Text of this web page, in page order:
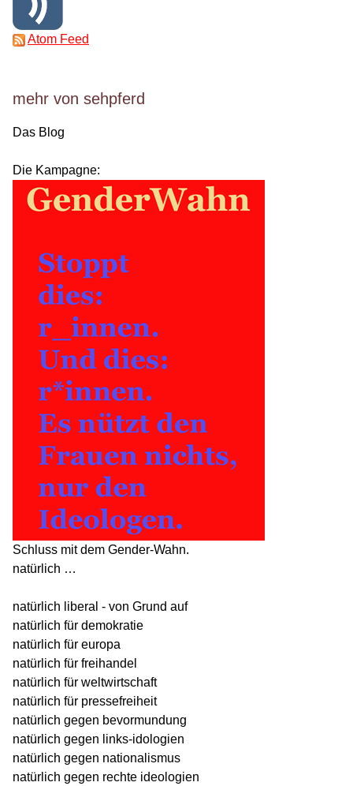
Atom Feed
mehr von sehpferd
Das Blog
Die Kampagne:
Schluss mit dem Gender-Wahn.
natürlich …
natürlich liberal - von Grund auf
natürlich für demokratie
natürlich für europa
natürlich für freihandel
natürlich für weltwirtschaft
natürlich für pressefreiheit
natürlich gegen bevormundung
natürlich gegen links-idologien
natürlich gegen nationalismus
natürlich gegen rechte ideologien